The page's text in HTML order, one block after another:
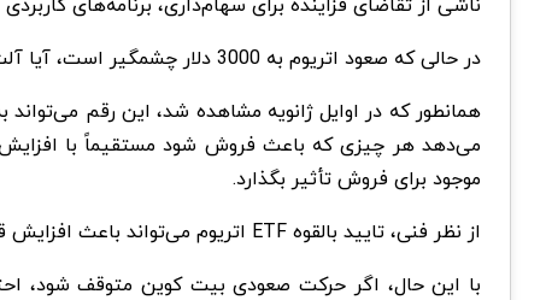
در حالی که صعود اتریوم به 3000 دلار چشمگیر است، آیا آلت‌ کوین قدرت کافی برای بازیابی سطح 3300 دلاری مورد نظر را که آخرین بار در مارس 2022 مشاهده شده بود، دارد.
موجود برای فروش تأثیر بگذارد.
از نظر فنی، تایید بالقوه ETF اتریوم می‌تواند باعث افزایش قیمت اتر شود و تحلیلگران احتمال تایید را بین ۵۰ تا ۸۰ درصد تخمین می زنند.